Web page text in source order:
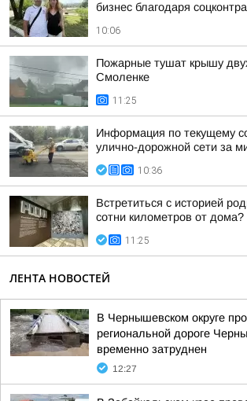
бизнес благодаря
10:06
Пожарные тушат крышу
Смоленке
11:25
Информация по текущему
улично-дорожной сети за
10:36
Встретиться с историей
сотни километров от дома?
11:25
ЛЕНТА НОВОСТЕЙ
В Чернышевском округе
региональной дороге
временно затруднен
12:27